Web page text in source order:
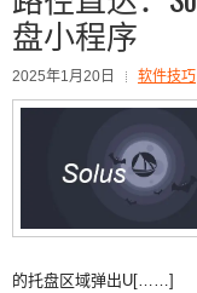
盘小程序
2025年1月20日 软件技巧
的托盘区域弹出U[……]